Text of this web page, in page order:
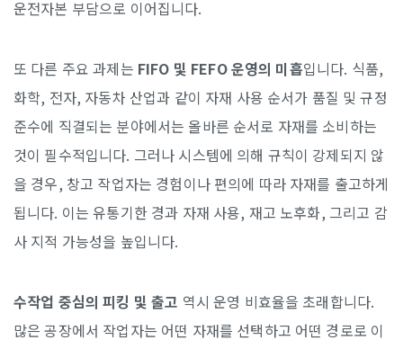
운전자본 부담으로 이어집니다.
또 다른 주요 과제는 FIFO 및 FEFO 운영의 미흡입니다. 식품,
화학, 전자, 자동차 산업과 같이 자재 사용 순서가 품질 및 규정
준수에 직결되는 분야에서는 올바른 순서로 자재를 소비하는
것이 필수적입니다. 그러나 시스템에 의해 규칙이 강제되지 않
을 경우, 창고 작업자는 경험이나 편의에 따라 자재를 출고하게
됩니다. 이는 유통기한 경과 자재 사용, 재고 노후화, 그리고 감
사 지적 가능성을 높입니다.
수작업 중심의 피킹 및 출고 역시 운영 비효율을 초래합니다.
많은 공장에서 작업자는 어떤 자재를 선택하고 어떤 경로로 이